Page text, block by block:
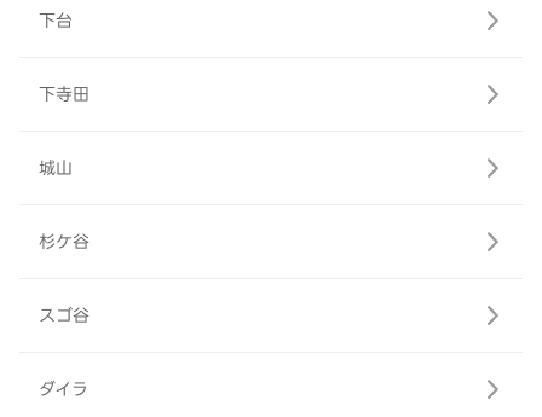
下台
下寺田
城山
杉ケ谷
スゴ谷
ダイラ